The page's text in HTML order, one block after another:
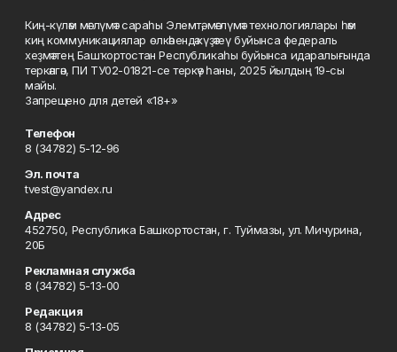
Киң-күләм мәғлүмәт сараһы Элемтә, мәғлүмәт технологиялары һәм
киң коммуникациялар өлкәһендә күҙәтеү буйынса федераль
хеҙмәттең Башҡортостан Республикаһы буйынса идаралығында
теркәлгән, ПИ ТУ02-01821-се теркәү һаны, 2025 йылдың 19-сы
майы.
Запрещено для детей «18+»
Телефон
8 (34782) 5-12-96
Эл. почта
tvest@yandex.ru
Адрес
452750, Республика Башкортостан, г. Туймазы, ул. Мичурина,
20Б
Рекламная служба
8 (34782) 5-13-00
Редакция
8 (34782) 5-13-05